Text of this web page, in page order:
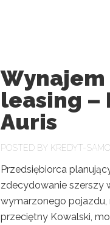
leasing –
Auris
POSTED BY KREDYT-
Przedsiębiorca
zdecydowanie szerszy
wymarzonego pojazdu,
przeciętny Kowalski,